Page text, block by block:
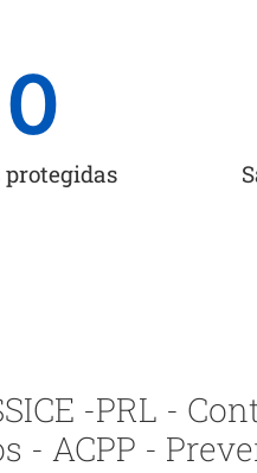
protegidas
0
-PRL -
- ACPP -